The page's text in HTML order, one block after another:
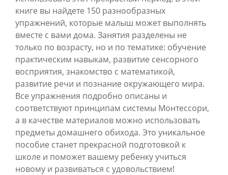
книге вы найдете 150 разнообразных
упражнений, которые малыш может выполнять
вместе с вами дома. Занятия разделены не
только по возрасту, но и по тематике: обучение
практическим навыкам, развитие сенсорного
восприятия, знакомство с математикой,
развитие речи и познание окружающего мира.
Все упражнения подробно описаны и
соответствуют принципам системы Монтессори,
а в качестве материалов можно использовать
предметы домашнего обихода. Это уникальное
пособие станет прекрасной подготовкой к
школе и поможет вашему ребенку учиться
новому и развиваться с удовольствием!